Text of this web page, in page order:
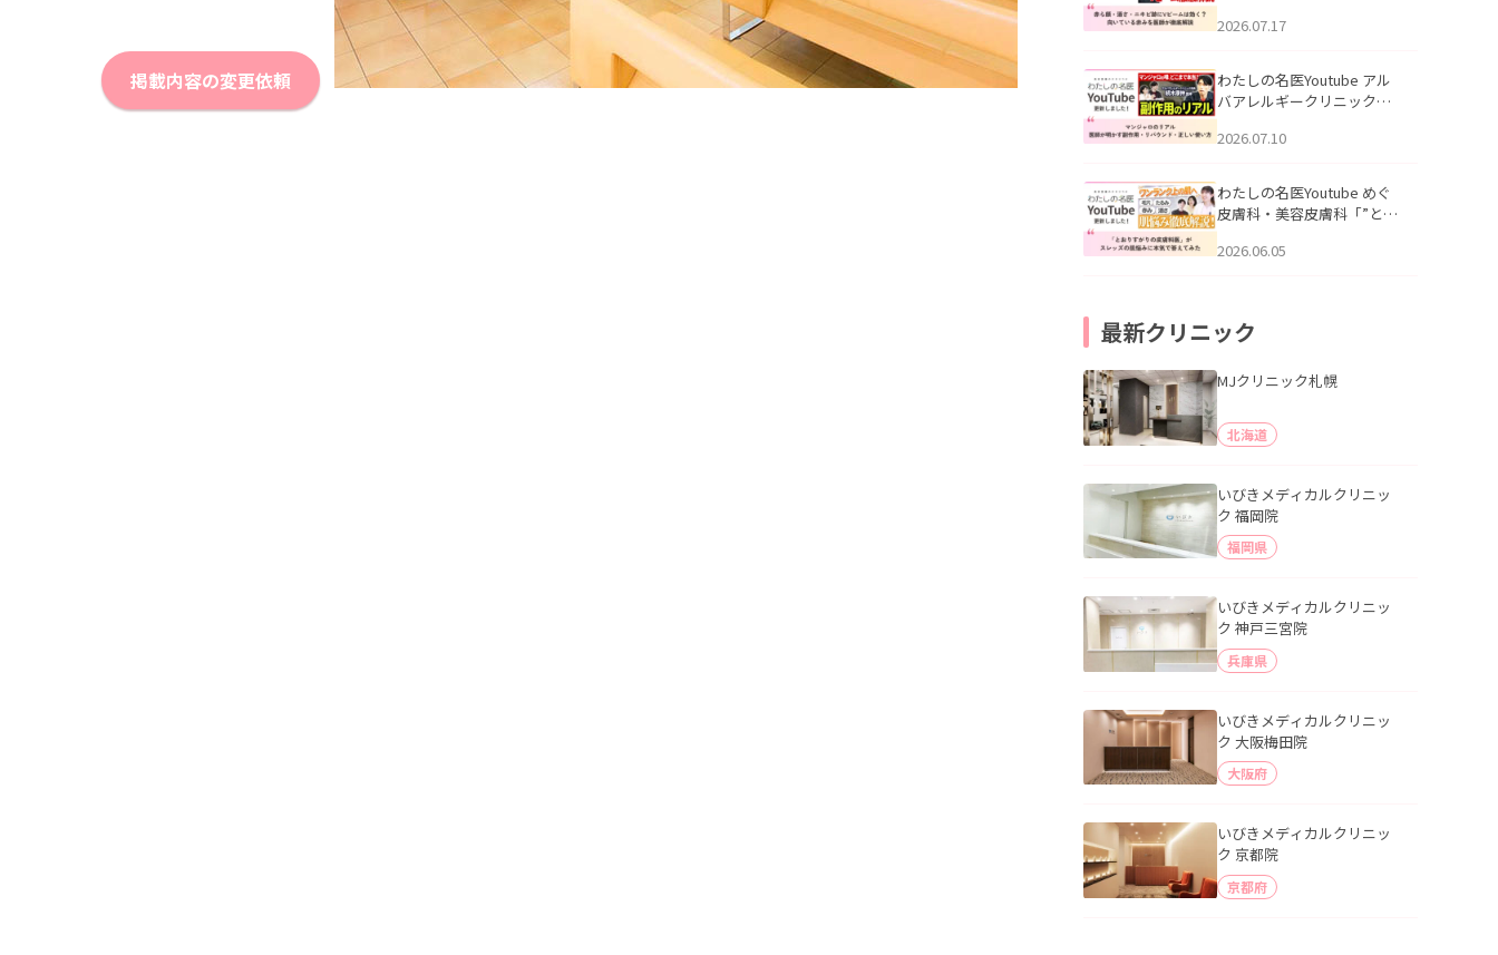
掲載内容の変更依頼
跡にVビームは効く？向いて
説」を公開いたしました。
2026.07.17
わたしの名医Youtube アル
バアレルギークリニック札
医師が明かす副作用・リバ
公開いたしました。
2026.07.10
わたしの名医Youtube めぐ
皮膚科・美容皮膚科「”とお
ッズの肌悩みに本気で答え
2026.06.05
最新クリニック
MJクリニック札幌
北海道
いびきメディカルクリニッ
ク 福岡院
福岡県
いびきメディカルクリニッ
ク 神戸三宮院
兵庫県
いびきメディカルクリニッ
ク 大阪梅田院
大阪府
いびきメディカルクリニッ
ク 京都院
京都府